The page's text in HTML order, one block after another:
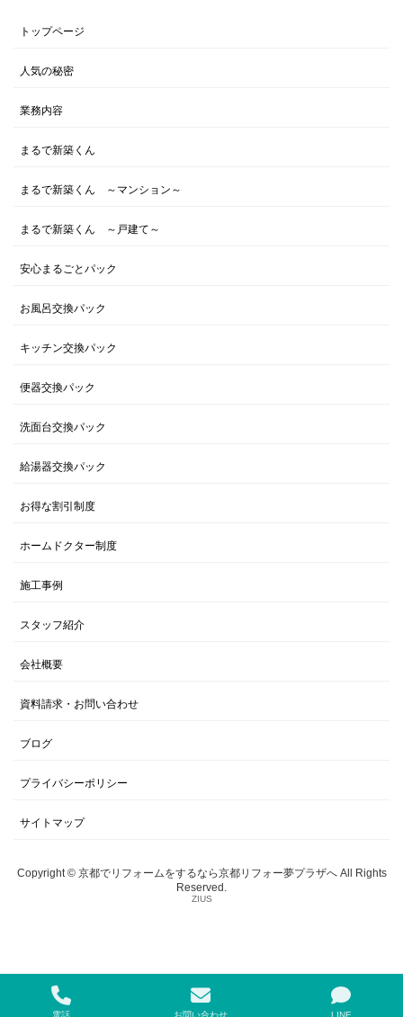
トップページ
人気の秘密
業務内容
まるで新築くん
まるで新築くん ～マンション～
まるで新築くん ～戸建て～
安心まるごとパック
お風呂交換パック
キッチン交換パック
便器交換パック
洗面台交換パック
給湯器交換パック
お得な割引制度
ホームドクター制度
施工事例
スタッフ紹介
会社概要
資料請求・お問い合わせ
ブログ
プライバシーポリシー
サイトマップ
Copyright © 京都でリフォームをするなら京都リフォー夢プラザへ All Rights
Reserved.
ZIUS
電話 お問い合わせ LINE